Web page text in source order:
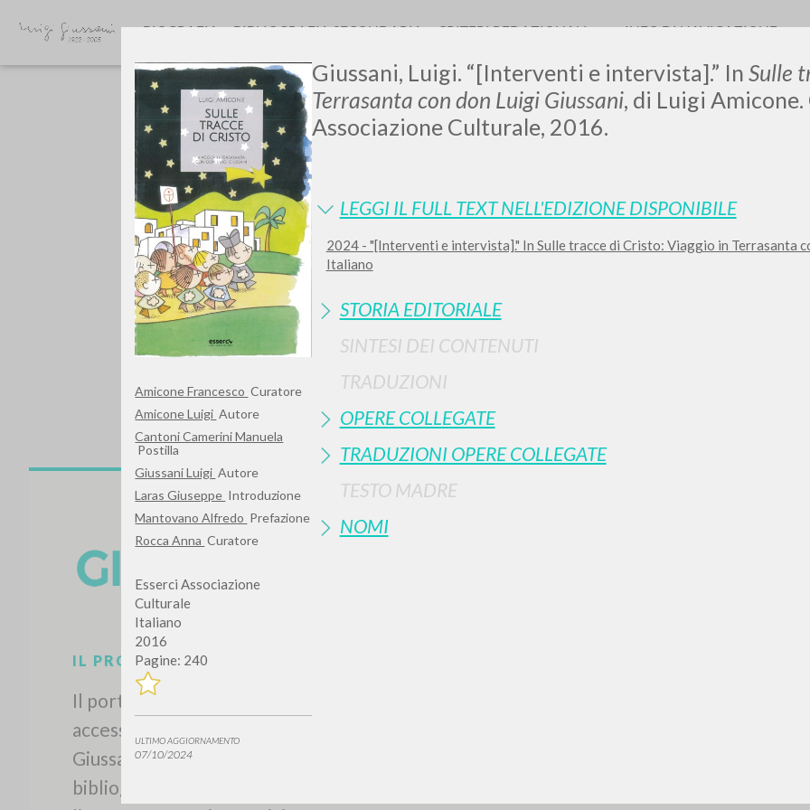
Amicone Francesco Curatore
Amicone Luigi Autore
Cantoni Camerini Manuela
Postilla
Giussani Luigi Autore
Laras Giuseppe Introduzione
Mantovano Alfredo Prefazione
Rocca Anna Curatore
Esserci Associazione
Culturale
Italiano
2016
Pagine: 240
ULTIMO AGGIORNAMENTO
07/10/2024
Giussani, Luigi. “[Interventi e intervista].” In Sulle
Terrasanta con don Luigi Giussani, di Luigi
Associazione Culturale, 2016.
LEGGI IL FULL TEXT NELL'EDIZIONE DISPONIBILE
2024 - "[Interventi e intervista]." In Sulle tracce di Cristo: Viaggio in Terrasanta
Italiano
STORIA EDITORIALE
SINTESI DEI CONTENUTI
TRADUZIONI
OPERE COLLEGATE
TRADUZIONI OPERE COLLEGATE
TESTO MADRE
NOMI
BIOGRAFIA BIBLIOGRAFIA SECONDARIA CRITERI REDAZIONALI INFO DI NAVIGAZIONE
Vuoi risultati ancora più precisi? Utilizza laRICERCA AVANZATA
TIPOLOGIA OPERA LINGUA
IL PROGETTO
Il portale raccoglie e rende